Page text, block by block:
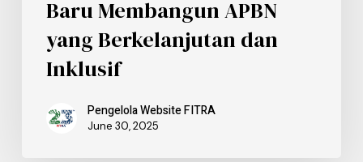
Baru Membangun APBN
yang Berkelanjutan dan
Inklusif
Pengelola Website FITRA
June 30, 2025